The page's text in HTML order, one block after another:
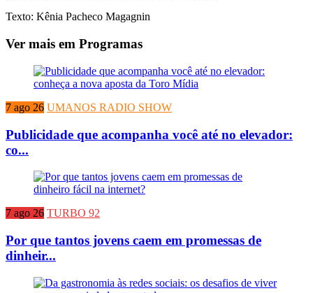
Texto: Kênia Pacheco Magagnin
Ver mais em Programas
7 ago 26 UMANOS RADIO SHOW
Publicidade que acompanha você até no elevador:
co...
7 ago 26 TURBO 92
Por que tantos jovens caem em promessas de
dinheir...